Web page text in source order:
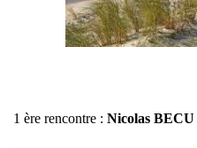
1 ère rencontre : Nicolas BECU